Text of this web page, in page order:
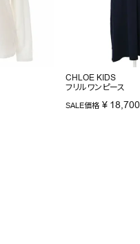
CHLOE KIDS
フリルワンピース
SALE価格 ¥ 18,700